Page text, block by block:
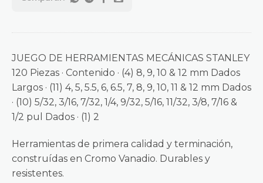
JUEGO DE HERRAMIENTAS MECÁNICAS STANLEY
120 Piezas · Contenido · (4) 8, 9, 10 & 12 mm Dados
Largos · (11) 4, 5, 5.5, 6, 6.5, 7, 8, 9, 10, 11 & 12 mm Dados
· (10) 5/32, 3/16, 7/32, 1/4, 9/32, 5/16, 11/32, 3/8, 7/16 &
1/2 pul Dados · (1) 2
Herramientas de primera calidad y terminación,
construídas en Cromo Vanadio. Durables y
resistentes.